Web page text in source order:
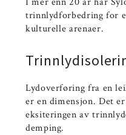
trinnlydforbedring for
kulturelle arenaer.
Lydoverføring fra en
er en dimensjon. Det
eksiteringen av
demping.